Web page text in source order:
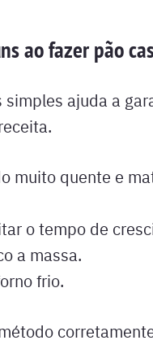
ao fazer pão
simples ajuda a
muito quente e
o tempo de
a massa.
frio.